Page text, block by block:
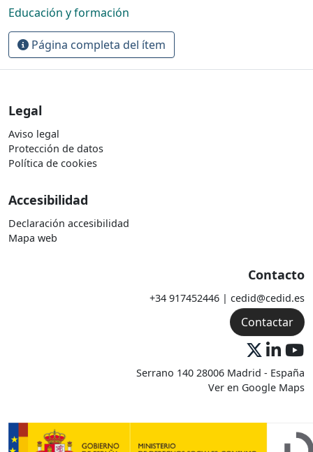
Educación y formación
Página completa del ítem
Legal
Aviso legal
Protección de datos
Política de cookies
Accesibilidad
Declaración accesibilidad
Mapa web
Contacto
+34 917452446 | cedid@cedid.es
Contactar
Serrano 140 28006 Madrid - España
Ver en Google Maps